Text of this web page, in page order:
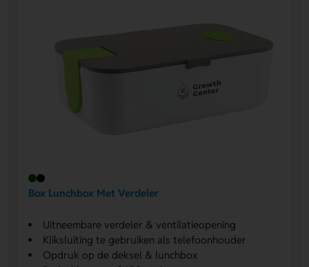
Box Lunchbox Met Verdeler
Uitneembare verdeler & ventilatieopening
Kliksluiting te gebruiken als telefoonhouder
Opdruk op de deksel & lunchbox